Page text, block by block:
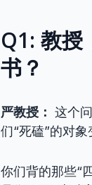
Q1: 教授
书？
严教授： 这个
们“死磕”的对象
你们背的那些“